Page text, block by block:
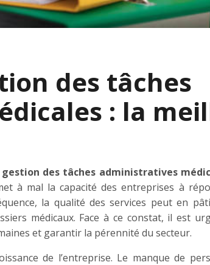
des tâches
: la
gestion des tâches administratives
à mal la capacité des entreprises à
la qualité des services peut en
médicaux. Face à ce constat, il est
et garantir la pérennité du secteur.
de l’entreprise. Le manque de